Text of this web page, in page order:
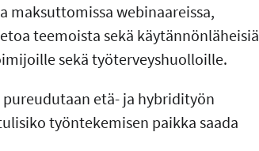
maksuttomissa webinaareissa,
teemoista sekä käytännönläheisiä
sekä työterveyshuolloille.
pureudutaan etä- ja hybridityön
työntekemisen paikka saada